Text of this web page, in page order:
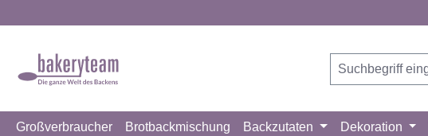
Großverbraucher Brotbackmischung Backzutaten Dekoration